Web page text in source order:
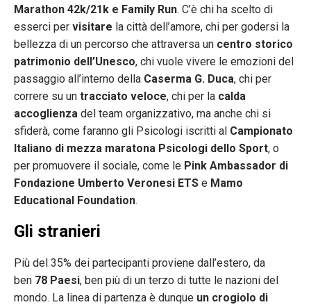
Marathon 42k/21k e Family Run. C’è chi ha scelto di
esserci per visitare la città dell’amore, chi per godersi la
bellezza di un percorso che attraversa un centro storico
patrimonio dell’Unesco, chi vuole vivere le emozioni del
passaggio all’interno della Caserma G. Duca, chi per
correre su un tracciato veloce, chi per la calda
accoglienza del team organizzativo, ma anche chi si
sfiderà, come faranno gli Psicologi iscritti al Campionato
Italiano di mezza maratona Psicologi dello Sport, o
per promuovere il sociale, come le Pink Ambassador di
Fondazione Umberto Veronesi ETS e Mamo
Educational Foundation.
Gli stranieri
Più del 35% dei partecipanti proviene dall’estero, da
ben 78 Paesi, ben più di un terzo di tutte le nazioni del
mondo. La linea di partenza è dunque un crogiolo di